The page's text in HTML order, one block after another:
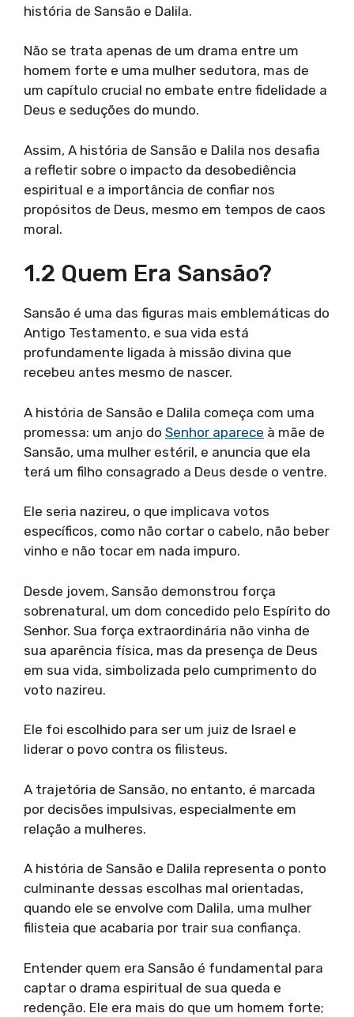
história de Sansão e Dalila.
Não se trata apenas de um drama entre um
homem forte e uma mulher sedutora, mas de
um capítulo crucial no embate entre fidelidade a
Deus e seduções do mundo.
Assim, A história de Sansão e Dalila nos desafia
a refletir sobre o impacto da desobediência
espiritual e a importância de confiar nos
propósitos de Deus, mesmo em tempos de caos
moral.
1.2 Quem Era Sansão?
Sansão é uma das figuras mais emblemáticas do
Antigo Testamento, e sua vida está
profundamente ligada à missão divina que
recebeu antes mesmo de nascer.
A história de Sansão e Dalila começa com uma
promessa: um anjo do Senhor aparece à mãe de
Sansão, uma mulher estéril, e anuncia que ela
terá um filho consagrado a Deus desde o ventre.
Ele seria nazireu, o que implicava votos
específicos, como não cortar o cabelo, não beber
vinho e não tocar em nada impuro.
Desde jovem, Sansão demonstrou força
sobrenatural, um dom concedido pelo Espírito do
Senhor. Sua força extraordinária não vinha de
sua aparência física, mas da presença de Deus
em sua vida, simbolizada pelo cumprimento do
voto nazireu.
Ele foi escolhido para ser um juiz de Israel e
liderar o povo contra os filisteus.
A trajetória de Sansão, no entanto, é marcada
por decisões impulsivas, especialmente em
relação a mulheres.
A história de Sansão e Dalila representa o ponto
culminante dessas escolhas mal orientadas,
quando ele se envolve com Dalila, uma mulher
filisteia que acabaria por trair sua confiança.
Entender quem era Sansão é fundamental para
captar o drama espiritual de sua queda e
redenção. Ele era mais do que um homem forte;